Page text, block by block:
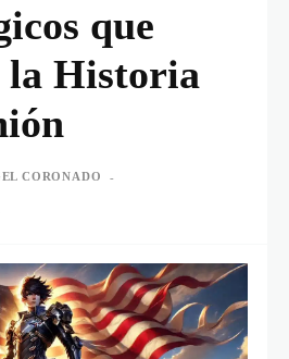
que
la Historia
CORONADO -